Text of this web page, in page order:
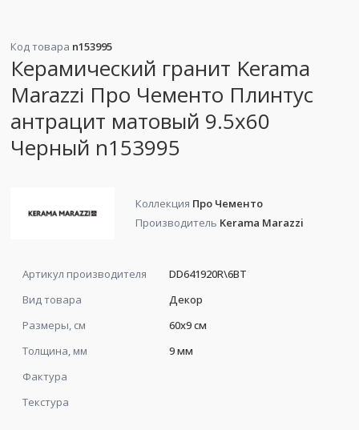
Код товара n153995
Керамический гранит Kerama
Marazzi Про Чементо Плинтус
антрацит матовый 9.5x60
Черный n153995
Коллекция Про Чементо
Производитель Kerama Marazzi
Артикул производителя
DD641920R\6BT
Вид товара
Декор
Размеры, см
60x9 см
Толщина, мм
9 мм
Фактура
Текстура